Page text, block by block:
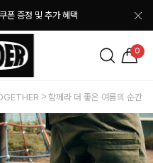
폰 증정 및 추가 혜택
0
함께라 더 좋은 여름의 순간